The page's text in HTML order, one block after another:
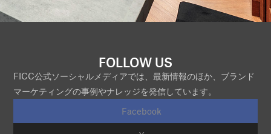
FOLLOW US
FICC公式ソーシャルメディアでは、最新情報のほか、ブランド
マーケティングの事例やナレッジを発信しています。
Facebook